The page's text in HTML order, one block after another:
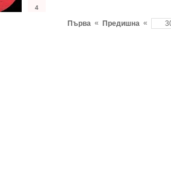
4
Първа « Предишна «